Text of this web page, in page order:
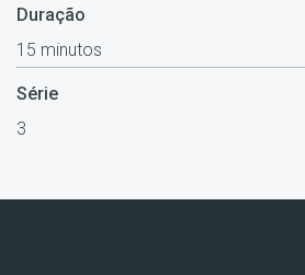
Duração
15 minutos
Série
3